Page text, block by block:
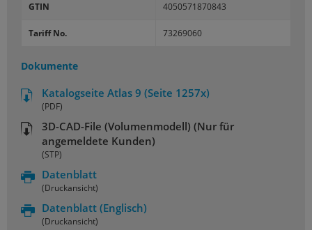
GTIN 4050571870843
Tariff No. 73269060
Dokumente
Katalogseite Atlas 9 (Seite 1257x)
(PDF)
3D-CAD-File (Volumenmodell) (Nur für
angemeldete Kunden)
(STP)
Datenblatt
(Druckansicht)
Datenblatt (Englisch)
(Druckansicht)